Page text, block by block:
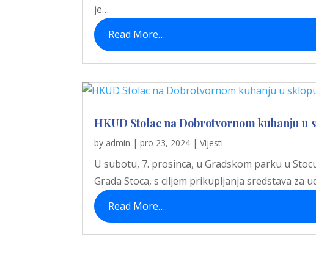
je…
Read More…
HKUD Stolac na Dobrotvornom kuhanju u
by admin |pro 23, 2024 |Vijesti
U subotu, 7. prosinca, u Gradskom parku u
Grada Stoca, s ciljem prikupljanja sredstava za
Read More…